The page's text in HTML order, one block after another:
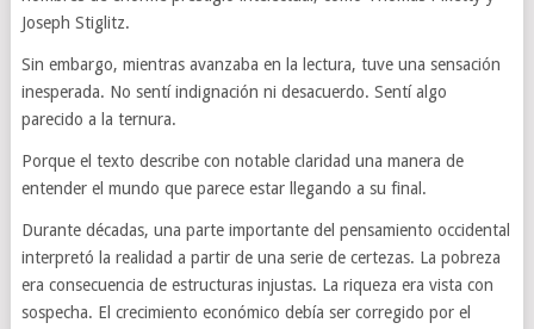
Joseph Stiglitz.
Sin embargo, mientras avanzaba en la lectura, tuve una sensación
inesperada. No sentí indignación ni desacuerdo. Sentí algo
parecido a la ternura.
Porque el texto describe con notable claridad una manera de
entender el mundo que parece estar llegando a su final.
Durante décadas, una parte importante del pensamiento occidental
interpretó la realidad a partir de una serie de certezas. La pobreza
era consecuencia de estructuras injustas. La riqueza era vista con
sospecha. El crecimiento económico debía ser corregido por el